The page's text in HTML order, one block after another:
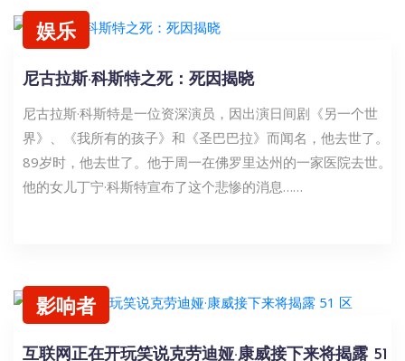
娱乐
尼古拉斯·科斯特之死：死因揭晓
尼古拉斯·科斯特是一位资深演员，因出演日间剧《另一个世
界》、《我所有的孩子》和《圣巴巴拉》而闻名，他去世了。
89岁时，他去世了。他于周一在佛罗里达州的一家医院去世。
他的女儿丁宁·科斯特宣布了这个悲惨的消息……
影响者
互联网正在开玩笑说克劳迪娅·康威接下来将揭露 51